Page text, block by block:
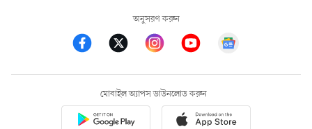
অনুসরণ করুন
মোবাইল অ্যাপস ডাউনলোড করুন